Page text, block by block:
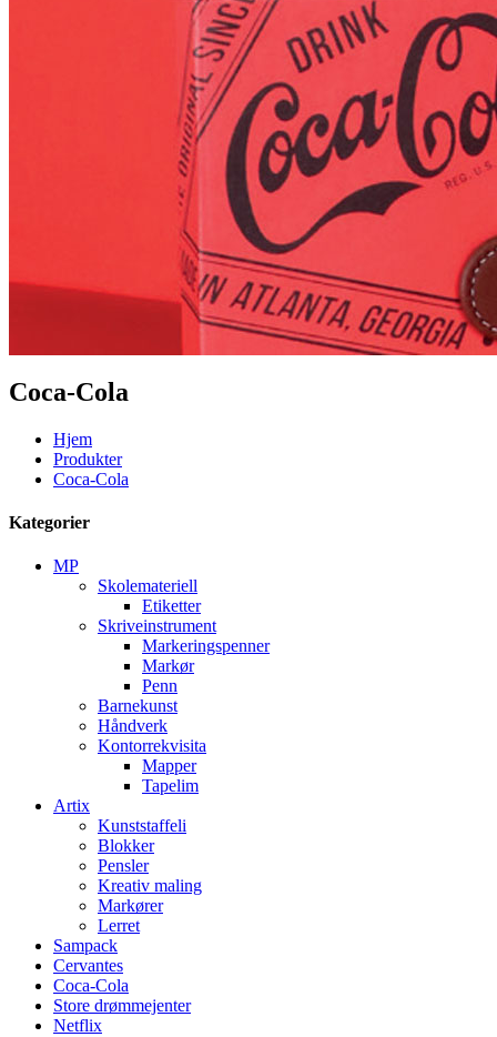
Coca-Cola
Hjem
Produkter
Coca-Cola
Kategorier
MP
Skolemateriell
Etiketter
Skriveinstrument
Markeringspenner
Markør
Penn
Barnekunst
Håndverk
Kontorrekvisita
Mapper
Tapelim
Artix
Kunststaffeli
Blokker
Pensler
Kreativ maling
Markører
Lerret
Sampack
Cervantes
Coca-Cola
Store drømmejenter
Netflix